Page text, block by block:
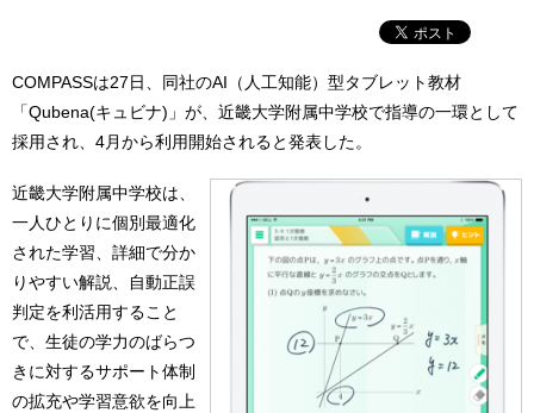
COMPASSは27日、同社のAI（人工知能）型タブレット教材
「Qubena(キュビナ)」が、近畿大学附属中学校で指導の一環として
採用され、4月から利用開始されると発表した。
近畿大学附属中学校は、
一人ひとりに個別最適化
された学習、詳細で分か
りやすい解説、自動正誤
判定を利活用すること
で、生徒の学力のばらつ
きに対するサポート体制
の拡充や学習意欲を向上